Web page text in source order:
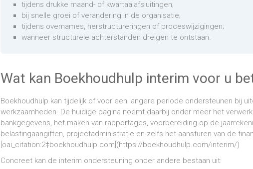
tijdens drukke maand- of kwartaalafsluitingen;
bij snelle groei of verandering in de organisatie;
tijdens overnames, herstructureringen of proceswijzigingen;
wanneer structurele achterstanden dreigen te ontstaan.
Wat kan Boekhoudhulp interim voor u
Boekhoudhulp kan tijdelijk of voor een langere periode ondersteunen bij
werkzaamheden. De huidige pagina noemt daarbij onder meer het
bankgegevens, het maken van rapportages, voorbereiding op de
belastingaangiften, projectadministratie en zelfs het aansturen van de
[oai_citation:2‡boekhoudhulp.com](https://boekhoudhulp.com/interim/)
Concreet kan de interim ondersteuning onder andere bestaan uit: